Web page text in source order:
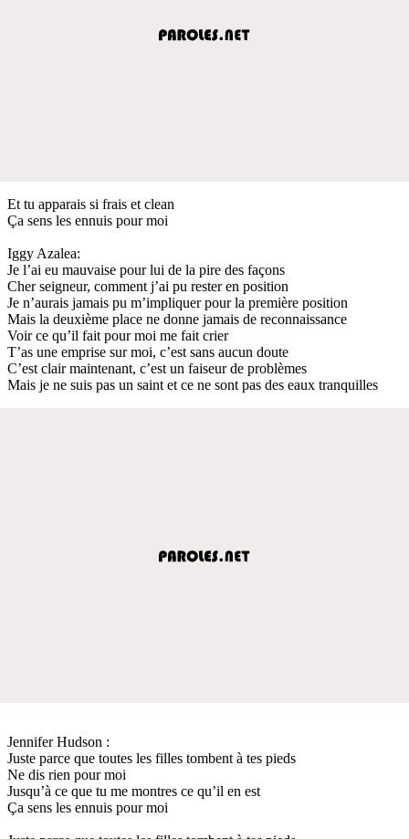
Et tu apparais si frais et clean
Ça sens les ennuis pour moi
Iggy Azalea:
Je l’ai eu mauvaise pour lui de la pire des façons
Cher seigneur, comment j’ai pu rester en position
Je n’aurais jamais pu m’impliquer pour la première position
Mais la deuxième place ne donne jamais de reconnaissance
Voir ce qu’il fait pour moi me fait crier
T’as une emprise sur moi, c’est sans aucun doute
C’est clair maintenant, c’est un faiseur de problèmes
Mais je ne suis pas un saint et ce ne sont pas des eaux tranquilles
Jennifer Hudson :
Juste parce que toutes les filles tombent à tes pieds
Ne dis rien pour moi
Jusqu’à ce que tu me montres ce qu’il en est
Ça sens les ennuis pour moi